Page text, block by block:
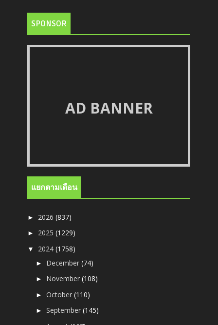
SPONSOR
AD BANNER
แยกตามเดือน
► 2026(837)
► 2025(1229)
▼ 2024(1758)
► December(74)
► November(108)
►October(110)
►September(145)